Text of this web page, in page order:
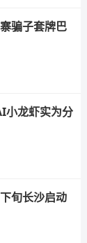
骗子套牌巴
小龙虾实为分
旬长沙启动